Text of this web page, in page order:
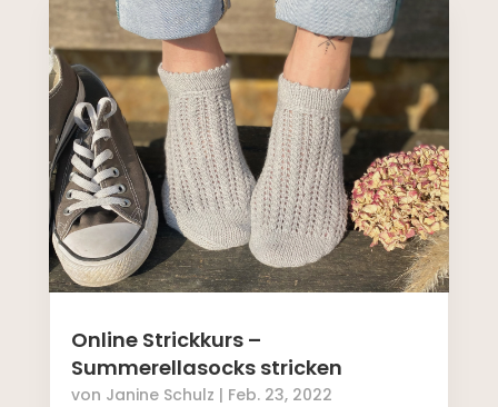
Online Strickkurs –
Summerellasocks stricken
von Janine Schulz | Feb. 23, 2022